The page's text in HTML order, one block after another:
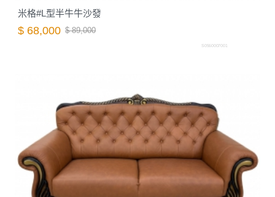
米格#L型半牛牛沙發
$ 68,000 $ 89,000
S0560007001